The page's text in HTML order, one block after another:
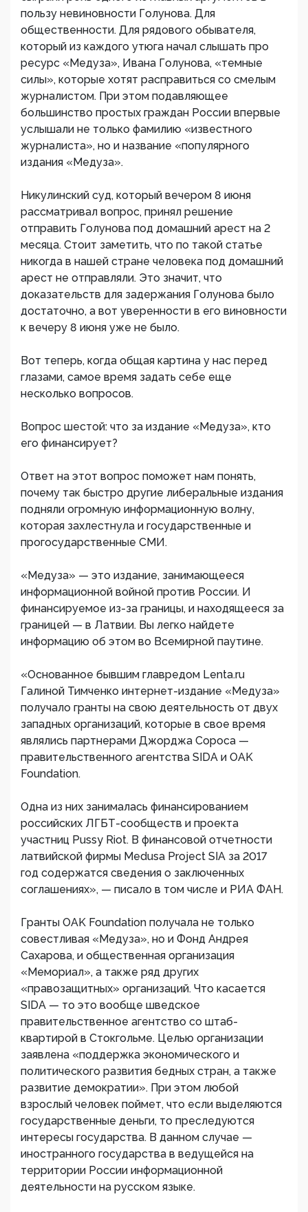
пользу невиновности Голунова. Для
общественности. Для рядового обывателя,
который из каждого утюга начал слышать про
ресурс «Медуза», Ивана Голунова, «темные
силы», которые хотят расправиться со смелым
журналистом. При этом подавляющее
большинство простых граждан России впервые
услышали не только фамилию «известного
журналиста», но и название «популярного
издания «Медуза».
Никулинский суд, который вечером 8 июня
рассматривал вопрос, принял решение
отправить Голунова под домашний арест на 2
месяца. Стоит заметить, что по такой статье
никогда в нашей стране человека под домашний
арест не отправляли. Это значит, что
доказательств для задержания Голунова было
достаточно, а вот уверенности в его виновности
к вечеру 8 июня уже не было.
Вот теперь, когда общая картина у нас перед
глазами, самое время задать себе еще
несколько вопросов.
Вопрос шестой: что за издание «Медуза», кто
его финансирует?
Ответ на этот вопрос поможет нам понять,
почему так быстро другие либеральные издания
подняли огромную информационную волну,
которая захлестнула и государственные и
прогосударственные СМИ.
«Медуза» — это издание, занимающееся
информационной войной против России. И
финансируемое из-за границы, и находящееся за
границей — в Латвии. Вы легко найдете
информацию об этом во Всемирной паутине.
«Основанное бывшим главредом Lenta.ru
Галиной Тимченко интернет-издание «Медуза»
получало гранты на свою деятельность от двух
западных организаций, которые в свое время
являлись партнерами Джорджа Сороса —
правительственного агентства SIDA и OAK
Foundation.
Одна из них занималась финансированием
российских ЛГБТ-сообществ и проекта
участниц Pussy Riot. В финансовой отчетности
латвийской фирмы Medusa Project SIA за 2017
год содержатся сведения о заключенных
соглашениях», — писало в том числе и РИА ФАН.
Гранты OAK Foundation получала не только
совестливая «Медуза», но и Фонд Андрея
Сахарова, и общественная организация
«Мемориал», а также ряд других
«правозащитных» организаций. Что касается
SIDA — то это вообще шведское
правительственное агентство со штаб-
квартирой в Стокгольме. Целью организации
заявлена «поддержка экономического и
политического развития бедных стран, а также
развитие демократии». При этом любой
взрослый человек поймет, что если выделяются
государственные деньги, то преследуются
интересы государства. В данном случае —
иностранного государства в ведущейся на
территории России информационной
деятельности на русском языке.